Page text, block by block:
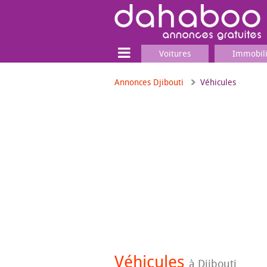
Voitures
Annonces Djibouti Véhicules
Véhicules à Djibouti